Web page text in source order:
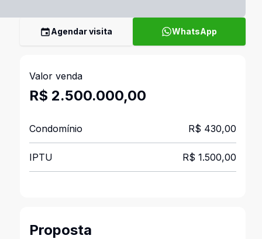
Agendar visita WhatsApp
Valor venda
R$ 2.500.000,00
Condomínio R$ 430,00
IPTU R$ 1.500,00
Proposta